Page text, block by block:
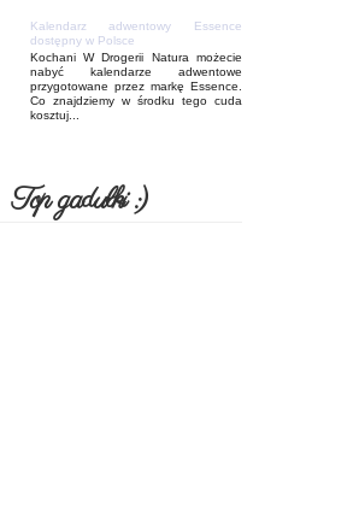
Kalendarz adwentowy Essence
dostępny w Polsce
Kochani W Drogerii Natura możecie
nabyć kalendarze adwentowe
przygotowane przez markę Essence.
Co znajdziemy w środku tego cuda
kosztuj...
Top gadułki :)